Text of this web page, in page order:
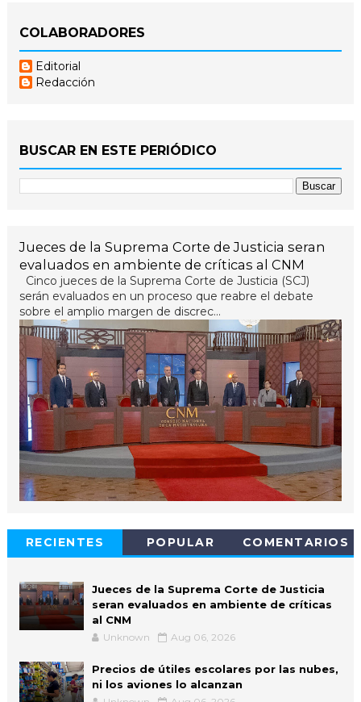
COLABORADORES
Editorial
Redacción
BUSCAR EN ESTE PERIÓDICO
Jueces de la Suprema Corte de Justicia seran
evaluados en ambiente de críticas al CNM
Cinco jueces de la Suprema Corte de Justicia (SCJ)
serán evaluados en un proceso que reabre el debate
sobre el amplio margen de discrec...
RECIENTES POPULAR COMENTARIOS
Jueces de la Suprema Corte de Justicia
seran evaluados en ambiente de críticas
al CNM
Unknown Aug 06, 2026
Precios de útiles escolares por las nubes,
ni los aviones lo alcanzan